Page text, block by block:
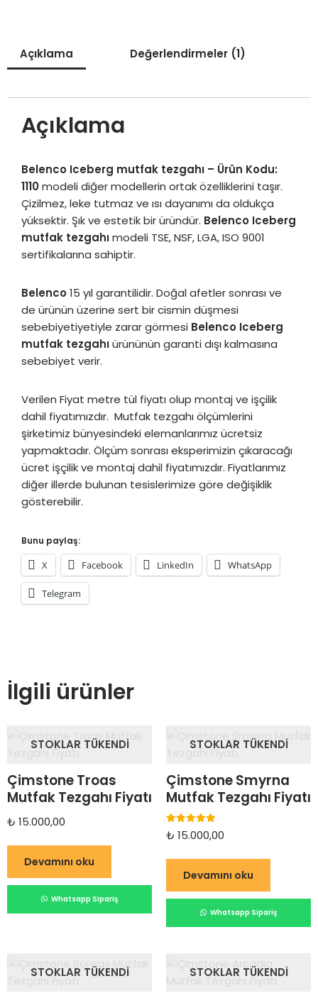
Açıklama Değerlendirmeler (1)
Açıklama
Belenco Iceberg mutfak tezgahı – Ürün Kodu:
1110modeli diğer modellerin ortak özelliklerini taşır.
Çizilmez, leke tutmaz ve ısı dayanımı da oldukça
yüksektir. Şık ve estetik bir üründür. Belenco Iceberg
mutfak tezgahımodeli TSE, NSF, LGA, ISO 9001
sertifikalarına sahiptir.
Belenco15 yıl garantilidir. Doğal afetler sonrası ve
de ürünün üzerine sert bir cismin düşmesi
sebebiyetiyetiyle zarar görmesi Belenco Iceberg
mutfak tezgahıürününün garanti dışı kalmasına
sebebiyet verir.
Verilen Fiyat metre tül fiyatı olup montaj ve işçilik
dahil fiyatımızdır. Mutfak tezgahı ölçümlerini
şirketimiz bünyesindeki elemanlarımız ücretsiz
yapmaktadır. Ölçüm sonrası eksperimizin çıkaracağı
ücret işçilik ve montaj dahil fiyatımızdır. Fiyatlarımız
diğer illerde bulunan tesislerimize göre değişiklik
gösterebilir.
Bunu paylaş:
X Facebook LinkedIn WhatsApp
Telegram
İlgili ürünler
STOKLAR TÜKENDI
Çimstone Troas
Mutfak Tezgahı Fiyatı
₺ 15.000,00
Devamını oku
Whatsapp Sipariş
STOKLAR TÜKENDI
Çimstone Smyrna
Mutfak Tezgahı Fiyatı
5 üzerinden
5.00
₺ 15.000,00
Devamını oku
Whatsapp Sipariş
STOKLAR TÜKENDI STOKLAR TÜKENDI